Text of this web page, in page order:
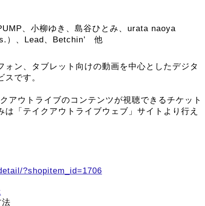
、小柳ゆき、島谷ひとみ、urata naoya
）、Lead、Betchin’ 他
ン、タブレット向けの動画を中心としたデジタ
です。
アウトライブのコンテンツが視聴できるチケット
「テイクアウトライブウェブ」サイトより行え
?shopitem_id=1706